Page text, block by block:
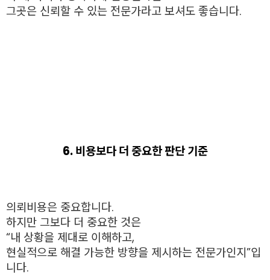
그곳은 신뢰할 수 있는 전문가라고 보셔도 좋습니다.
6. 비용보다 더 중요한 판단 기준
의뢰비용은 중요합니다.
하지만 그보다 더 중요한 것은
“내 상황을 제대로 이해하고,
현실적으로 해결 가능한 방향을 제시하는 전문가인지”입
니다.